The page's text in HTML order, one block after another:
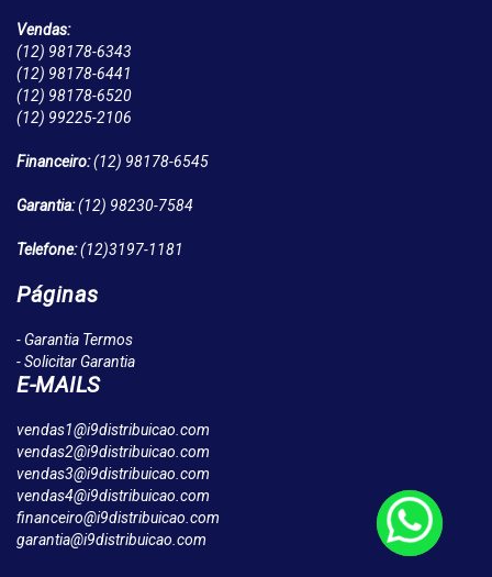
Vendas:
(12) 98178-6343
(12) 98178-6441
(12) 98178-6520
(12) 99225-2106
Financeiro:(12) 98178-6545
Garantia:(12) 98230-7584
Telefone:(12)3197-1181
Páginas
- Garantia Termos
- Solicitar Garantia
E-MAILS
vendas1@i9distribuicao.com
vendas2@i9distribuicao.com
vendas3@i9distribuicao.com
vendas4@i9distribuicao.com
financeiro@i9distribuicao.com
garantia@i9distribuicao.com